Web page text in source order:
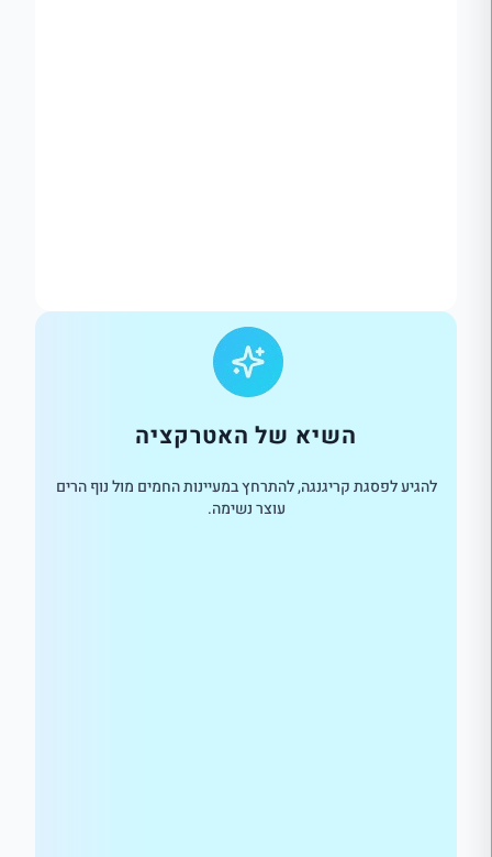
השיא של האטרקציה
להגיע לפסגת קריגנגה, להתרחץ במעיינות החמים מול נוף הרים
עוצר נשימה.